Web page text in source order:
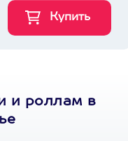
и роллам в